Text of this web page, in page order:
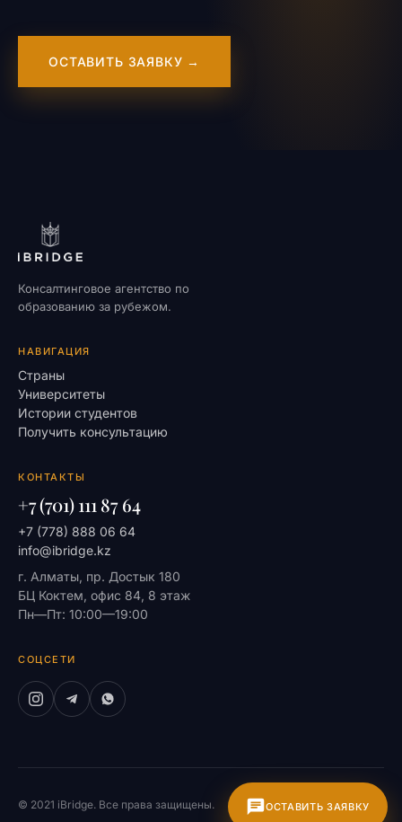
ОСТАВИТЬ ЗАЯВКУ →
Консалтинговое агентство по
образованию за рубежом.
НАВИГАЦИЯ
Страны
Университеты
Истории студентов
Получить консультацию
КОНТАКТЫ
+7 (701) 111 87 64
+7 (778) 888 06 64
info@ibridge.kz
г. Алматы, пр. Достык 180
БЦ Коктем, офис 84, 8 этаж
Пн—Пт: 10:00—19:00
СОЦСЕТИ
© 2021 iBridge. Все права защищены. На главную
ОСТАВИТЬ ЗАЯВКУ